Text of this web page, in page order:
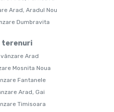
Arad, Aradul Nou
Dumbravita
terenuri
Arad
Mosnita Noua
Fantanele
Arad, Gai
Timisoara